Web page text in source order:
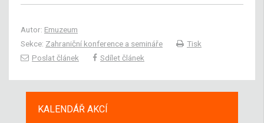
Autor: Emuzeum
Sekce: Zahraniční konference a semináře
Tisk
Poslat článek
Sdílet článek
KALENDÁŘ AKCÍ